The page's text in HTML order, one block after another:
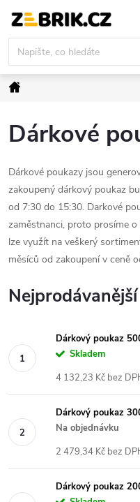
obsah
Domů
Dárkové
Dárkové poukazy jsou
zakoupený dárkový poukaz
od 7:30 do 15:30. Darkové
zaměstnanci, proto prosíme
lze využít na veškerý
měsíců od zakoupení v ceně
Nejprodávanější
Dárkový poukaz
Skladem
4 132,23 Kč bez
Dárkový poukaz
Na objednávku
2 479,34 Kč bez
Dárkový poukaz